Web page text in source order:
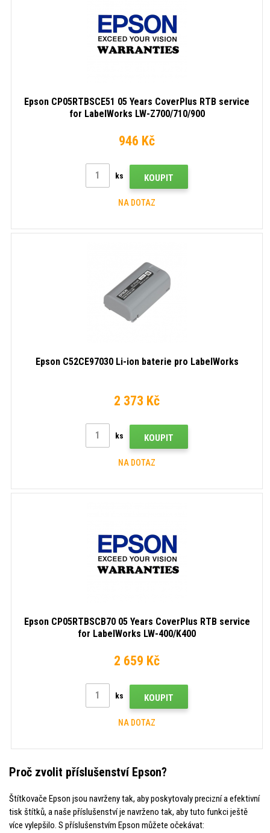
Epson CP05RTBSCE51 05 Years CoverPlus RTB service
for LabelWorks LW-Z700/710/900
946 Kč
ks KOUPIT
NA DOTAZ
Epson C52CE97030 Li-ion baterie pro LabelWorks
2 373 Kč
ks KOUPIT
NA DOTAZ
Epson CP05RTBSCB70 05 Years CoverPlus RTB service
for LabelWorks LW-400/K400
2 659 Kč
ks KOUPIT
NA DOTAZ
Proč zvolit příslušenství Epson?
Štítkovače Epson jsou navrženy tak, aby poskytovaly precizní a efektivní
tisk štítků, a naše příslušenství je navrženo tak, aby tuto funkci ještě
více vylepšilo. S příslušenstvím Epson můžete očekávat: